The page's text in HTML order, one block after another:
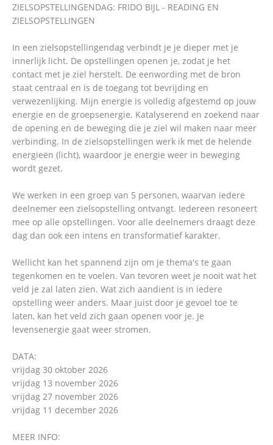
ZIELSOPSTELLINGENDAG: FRIDO BIJL - READING EN
ZIELSOPSTELLINGEN
In een zielsopstellingendag verbindt je je dieper met je
innerlijk licht. De opstellingen openen je, zodat je het
contact met je ziel herstelt. De eenwording met de bron
staat centraal en is de toegang tot bevrijding en
verwezenlijking. Mijn energie is volledig afgestemd op jouw
energie en de groepsenergie. Katalyserend en zoekend naar
de opening en de beweging die je ziel wil maken naar meer
verbinding. In de zielsopstellingen werk ik met de helende
energieën (licht), waardoor je energie weer in beweging
wordt gezet.
We werken in een groep van 5 personen, waarvan iedere
deelnemer een zielsopstelling ontvangt. Iedereen resoneert
mee op alle opstellingen. Voor alle deelnemers draagt deze
dag dan ook een intens en transformatief karakter.
Wellicht kan het spannend zijn om je thema's te gaan
tegenkomen en te voelen. Van tevoren weet je nooit wat het
veld je zal laten zien. Wat zich aandient is in iedere
opstelling weer anders. Maar juist door je gevoel toe te
laten, kan het veld zich gaan openen voor je. Je
levensenergie gaat weer stromen.
DATA:
vrijdag 30 oktober 2026
vrijdag 13 november 2026
vrijdag 27 november 2026
vrijdag 11 december 2026
MEER INFO: